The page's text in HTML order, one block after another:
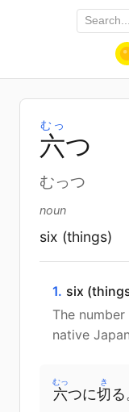
六
むっ
つ
むっつ
noun
six (things)
1. six
The
native
六
むっ
つに切
き
る